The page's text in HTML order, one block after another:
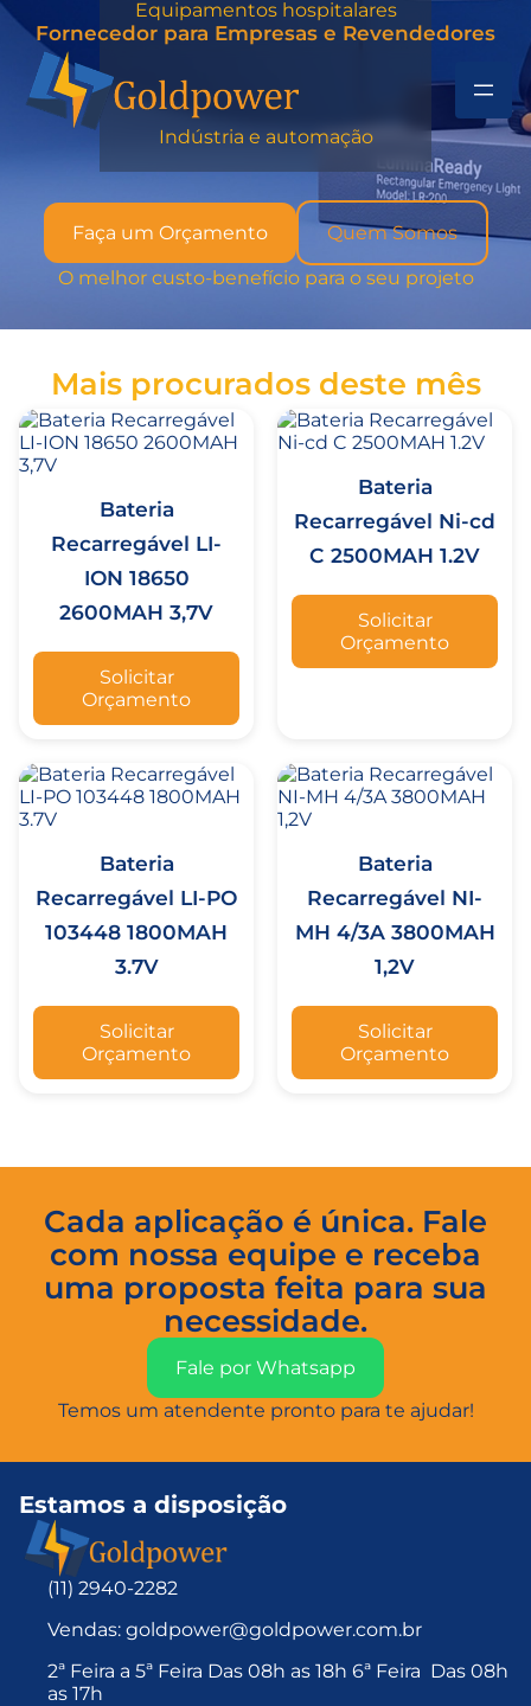
Fornecedor para Empresas e Revendedores
Equipamentos hospitalares
Indústria e automação
Faça um Orçamento
Quem Somos
O melhor custo-benefício para o seu projeto
Mais procurados deste mês
Bateria
Recarregável LI-
ION 18650
2600MAH 3,7V
Solicitar
Orçamento
Bateria
Recarregável Ni-cd
C 2500MAH 1.2V
Solicitar
Orçamento
Bateria
Recarregável LI-PO
103448 1800MAH
3.7V
Solicitar
Orçamento
Bateria
Recarregável NI-
MH 4/3A 3800MAH
1,2V
Solicitar
Orçamento
Cada aplicação é única. Fale
com nossa equipe e receba
uma proposta feita para sua
necessidade.
Fale por Whatsapp
Temos um atendente pronto para te ajudar!
Estamos a disposição
(11) 2940-2282
Vendas: goldpower@goldpower.com.br
2ª Feira a 5ª Feira Das 08h as 18h 6ª Feira Das 08h
as 17h